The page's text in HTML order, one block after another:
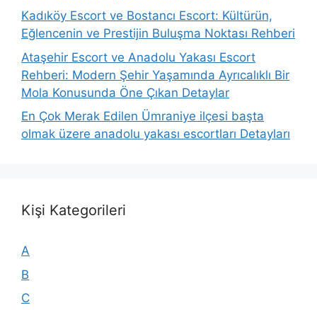
Kadıköy Escort ve Bostancı Escort: Kültürün,
Eğlencenin ve Prestijin Buluşma Noktası Rehberi
Ataşehir Escort ve Anadolu Yakası Escort
Rehberi: Modern Şehir Yaşamında Ayrıcalıklı Bir
Mola Konusunda Öne Çıkan Detaylar
En Çok Merak Edilen Ümraniye ilçesi başta
olmak üzere anadolu yakası escortları Detayları
Kişi Kategorileri
A
B
C